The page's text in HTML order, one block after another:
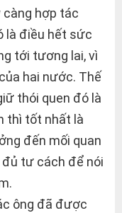
càng hợp tác
là điều hết sức
tới tương lai, vì
hai nước. Thế
thói quen đó là
thì tốt nhất là
đến mối quan
đủ tư cách để nói
ông đã được